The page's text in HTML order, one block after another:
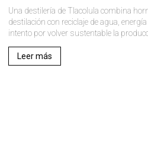
Una destilería de Tlacolula combina
destilación con reciclaje de agua,
intento por volver sustentable la
Leer más